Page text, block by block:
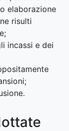
elaborazione
risulti
incassi e dei